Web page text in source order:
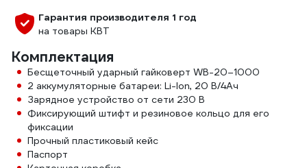
Гарантия производителя 1 год
на товары КВТ
Комплектация
Бесщеточный ударный гайковерт WB-20–1000
2 аккумуляторные батареи: Li-Ion, 20 В/4Ач
Зарядное устройство от сети 230 В
Фиксирующий штифт и резиновое кольцо для его
фиксации
Прочный пластиковый кейс
Паспорт